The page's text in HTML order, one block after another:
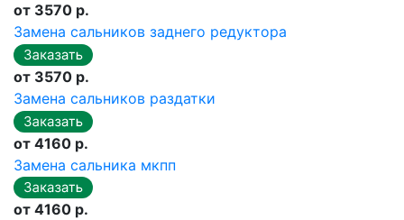
от 3570 р.
Замена сальников заднего редуктора
от 3570 р.
Замена сальников раздатки
от 4160 р.
Замена сальника мкпп
от 4160 р.